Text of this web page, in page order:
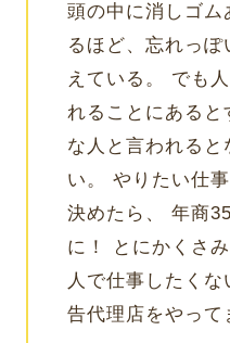
頭の中に消しゴム
るほど、忘れっ
えている。 でも
れることにあると
な人と言われると
い。 やりたい仕
決めたら、 年商
に！ とにかくさ
人で仕事したく
告代理店をやって